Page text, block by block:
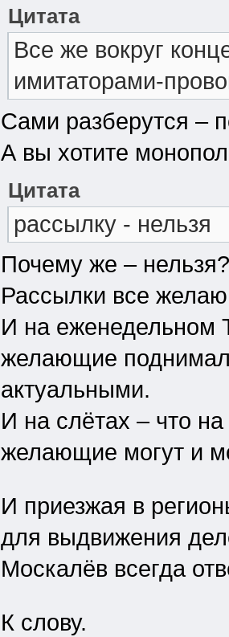
Цитата
Все же вокруг
имитаторами-
Сами разберутся –
А вы хотите
Цитата
рассылку - нельзя
Почему же – нельзя?
Рассылки все
И на еженедельном
желающие
актуальными.
И на слётах – что
желающие могут и
И приезжая в
для выдвижения
Москалёв всегда
К слову.